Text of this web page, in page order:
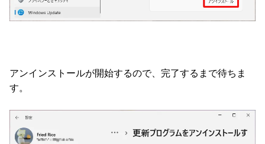
アンインストールが開始するので、完了するまで待ちま
す。